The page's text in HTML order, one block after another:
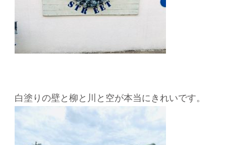
白塗りの壁と柳と川と空が本当にきれいです。